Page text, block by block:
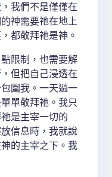
我們不是僅僅在
神需要祂在地上
都敬拜祂是神。
限制，也需要解
但把自己浸透在
圍我。一天過一
單敬拜祂。我只
是主宰一切的
信息時，我就說
的主宰之下。我